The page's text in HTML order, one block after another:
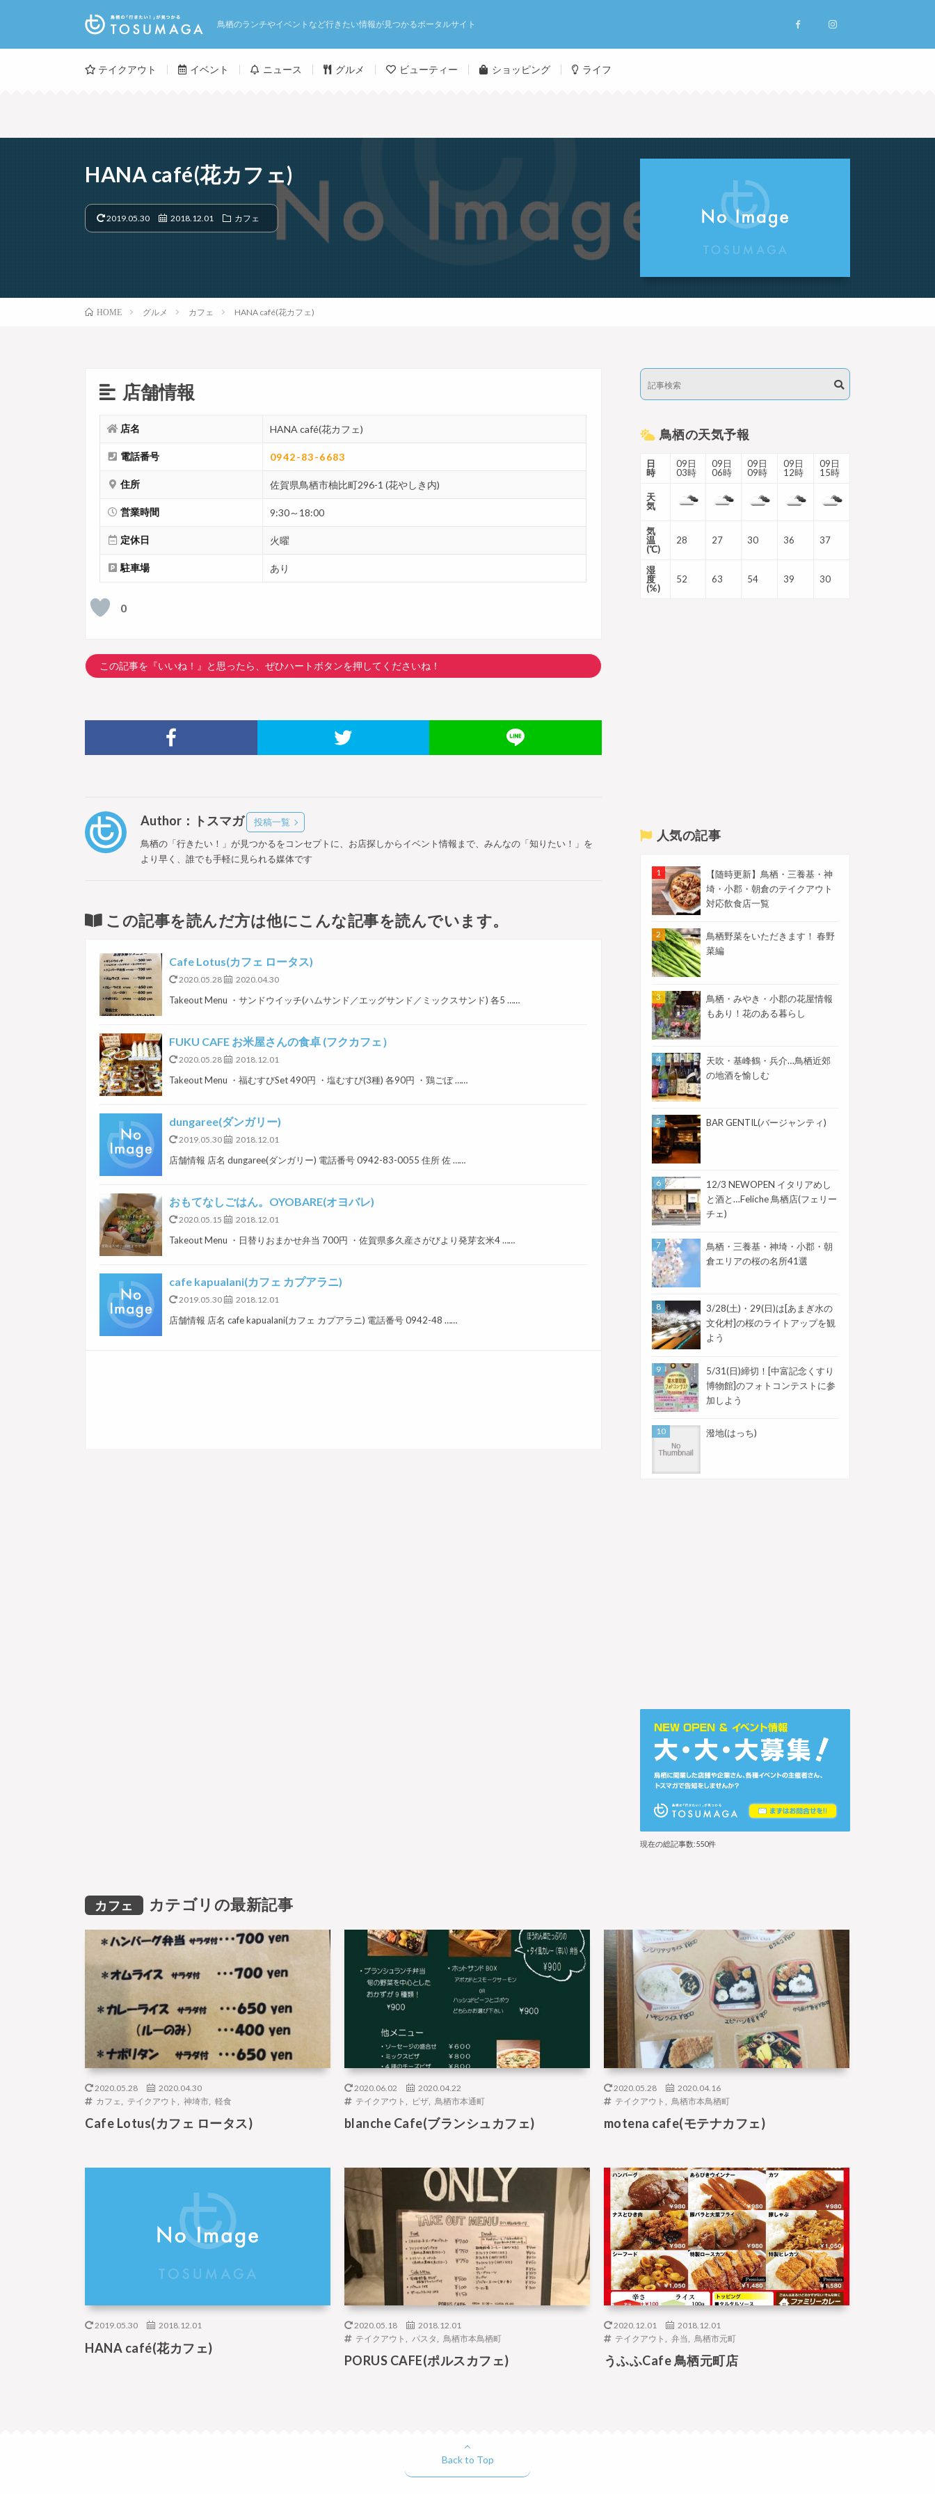
鳥栖のランチやイベントなど行きたい情報が見つかるポータルサイト
テイクアウト イベント ニュース グルメ ビューティー ショッピング ライフ
HANA café(花カフェ)
2019.05.30 2018.12.01 カフェ
HOME グルメ カフェ HANA café(花カフェ)
店舗情報
店名 HANA café(花カフェ)
電話番号 0942-83-6683
住所 佐賀県鳥栖市柚比町296-1 (花やしき内)
営業時間 9:30～18:00
定休日 火曜
駐車場 あり
0
この記事を『いいね！』と思ったら、ぜひハートボタンを押してくださいね！
Author：トスマガ
投稿一覧
鳥栖の「行きたい！」が見つかるをコンセプトに、お店探しからイベント情報まで、みんなの「知りたい！」を
より早く、誰でも手軽に見られる媒体です
この記事を読んだ方は他にこんな記事を読んでいます。
Cafe Lotus(カフェ ロータス)
2020.05.28 2020.04.30
Takeout Menu ・サンドウイッチ(ハムサンド／エッグサンド／ミックスサンド) 各5 ……
FUKU CAFE お米屋さんの食卓 (フクカフェ）
2020.05.28 2018.12.01
Takeout Menu ・福むすびSet 490円 ・塩むすび(3種) 各90円 ・鶏ごぼ ……
dungaree(ダンガリー)
2019.05.30 2018.12.01
店舗情報 店名 dungaree(ダンガリー) 電話番号 0942-83-0055 住所 佐 ……
おもてなしごはん。OYOBARE(オヨバレ)
2020.05.15 2018.12.01
Takeout Menu ・日替りおまかせ弁当 700円 ・佐賀県多久産さがびより発芽玄米4 ……
cafe kapualani(カフェ カプアラニ)
2019.05.30 2018.12.01
店舗情報 店名 cafe kapualani(カフェ カプアラニ) 電話番号 0942-48 ……
鳥栖の天気予報
日
時
09日
03時
09日
06時
09日
09時
09日
12時
09日
15時
天
気
気
温
(℃)
28 27 30 36 37
湿
度
(%)
52 63 54 39 30
人気の記事
【随時更新】鳥栖・三養基・神
埼・小郡・朝倉のテイクアウト
対応飲食店一覧
鳥栖野菜をいただきます！ 春野
菜編
鳥栖・みやき・小郡の花屋情報
もあり！花のある暮らし
天吹・基峰鶴・兵介…鳥栖近郊
の地酒を愉しむ
BAR GENTIL(バージャンティ)
12/3 NEWOPEN イタリアめし
と酒と…Feliche 鳥栖店(フェリー
チェ)
鳥栖・三養基・神埼・小郡・朝
倉エリアの桜の名所41選
3/28(土)・29(日)は[あまぎ水の
文化村]の桜のライトアップを観
よう
5/31(日)締切！[中富記念くすり
博物館]のフォトコンテストに参
加しよう
潑地(はっち)
現在の総記事数:550件
カフェ カテゴリの最新記事
2020.05.28 2020.04.30
カフェ テイクアウト 神埼市 軽食
Cafe Lotus(カフェ ロータス)
2020.06.02 2020.04.22
テイクアウト ピザ, 鳥栖市本通町
blanche Cafe(ブランシュカフェ)
2020.05.28 2020.04.16
テイクアウト 鳥栖市本鳥栖町
motena cafe(モテナカフェ)
2019.05.30 2018.12.01
HANA café(花カフェ)
2020.05.18 2018.12.01
テイクアウト パスタ 鳥栖市本鳥栖町
PORUS CAFE(ポルスカフェ)
2020.12.01 2018.12.01
テイクアウト 弁当 鳥栖市元町
うふふCafe 鳥栖元町店
Back to Top